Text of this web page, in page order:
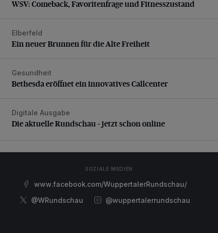
WSV: Comeback, Favoritenfrage und Fitnesszustand
Ein neuer Brunnen für die Alte Freiheit
Elberfeld
Ein neuer Brunnen für die Alte Freiheit
Bethesda eröffnet ein innovatives Callcenter
Gesundheit
Bethesda eröffnet ein innovatives Callcenter
Die aktuelle Rundschau – jetzt schon online
Digitale Ausgabe
Die aktuelle Rundschau – jetzt schon online
SOZIALE MEDIEN
www.facebook.com/WuppertalerRundschau/
@WRundschau
@wuppertalerrundschau